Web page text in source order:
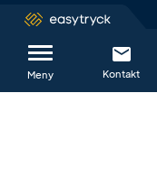
Meny
email